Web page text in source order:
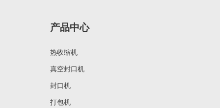
产品中心
热收缩机
真空封口机
封口机
打包机